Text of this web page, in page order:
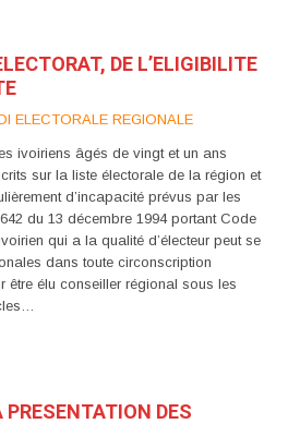
DE L’ELIGIBILITE
ELECTORALE REGIONALE
ivoiriens âgés de vingt et un ans
sur la liste électorale de la région et
d’incapacité prévus par les
du 13 décembre 1994 portant Code
qui a la qualité d’électeur peut se
dans toute circonscription
être élu conseiller régional sous les
PRESENTATION DES